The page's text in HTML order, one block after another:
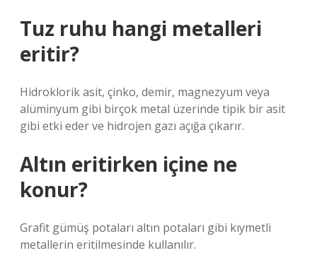
Tuz ruhu hangi metalleri
eritir?
Hidroklorik asit, çinko, demir, magnezyum veya
alüminyum gibi birçok metal üzerinde tipik bir asit
gibi etki eder ve hidrojen gazı açığa çıkarır.
Altın eritirken içine ne
konur?
Grafit gümüş potaları altın potaları gibi kıymetli
metallerin eritilmesinde kullanılır.